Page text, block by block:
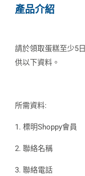
產品介紹
請於領取蛋糕至少5
供以下資料。
所需資料:
1. 標明Shoppy會員
2. 聯絡名稱
3. 聯絡電話